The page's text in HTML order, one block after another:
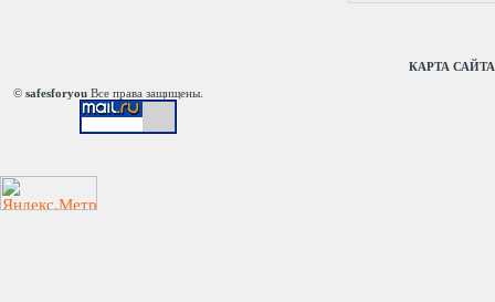
КАРТА САЙТА
© safesforyou Все права защищены.